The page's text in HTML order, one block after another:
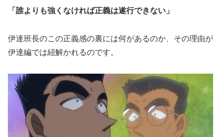
「誰よりも強くなければ正義は遂行できない」
伊達班長のこの正義感の裏には何があるのか、その理由が
伊達編では紐解かれるのです。